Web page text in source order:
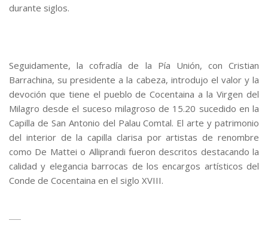
durante siglos.
Seguidamente, la cofradía de la Pía Unión, con Cristian
Barrachina, su presidente a la cabeza, introdujo el valor y la
devoción que tiene el pueblo de Cocentaina a la Virgen del
Milagro desde el suceso milagroso de 15.20 sucedido en la
Capilla de San Antonio del Palau Comtal. El arte y patrimonio
del interior de la capilla clarisa por artistas de renombre
como De Mattei o Alliprandi fueron descritos destacando la
calidad y elegancia barrocas de los encargos artísticos del
Conde de Cocentaina en el siglo XVIII.